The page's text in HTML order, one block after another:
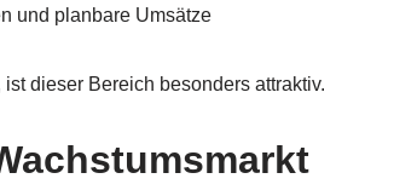
und planbare Umsätze
dieser Bereich besonders attraktiv.